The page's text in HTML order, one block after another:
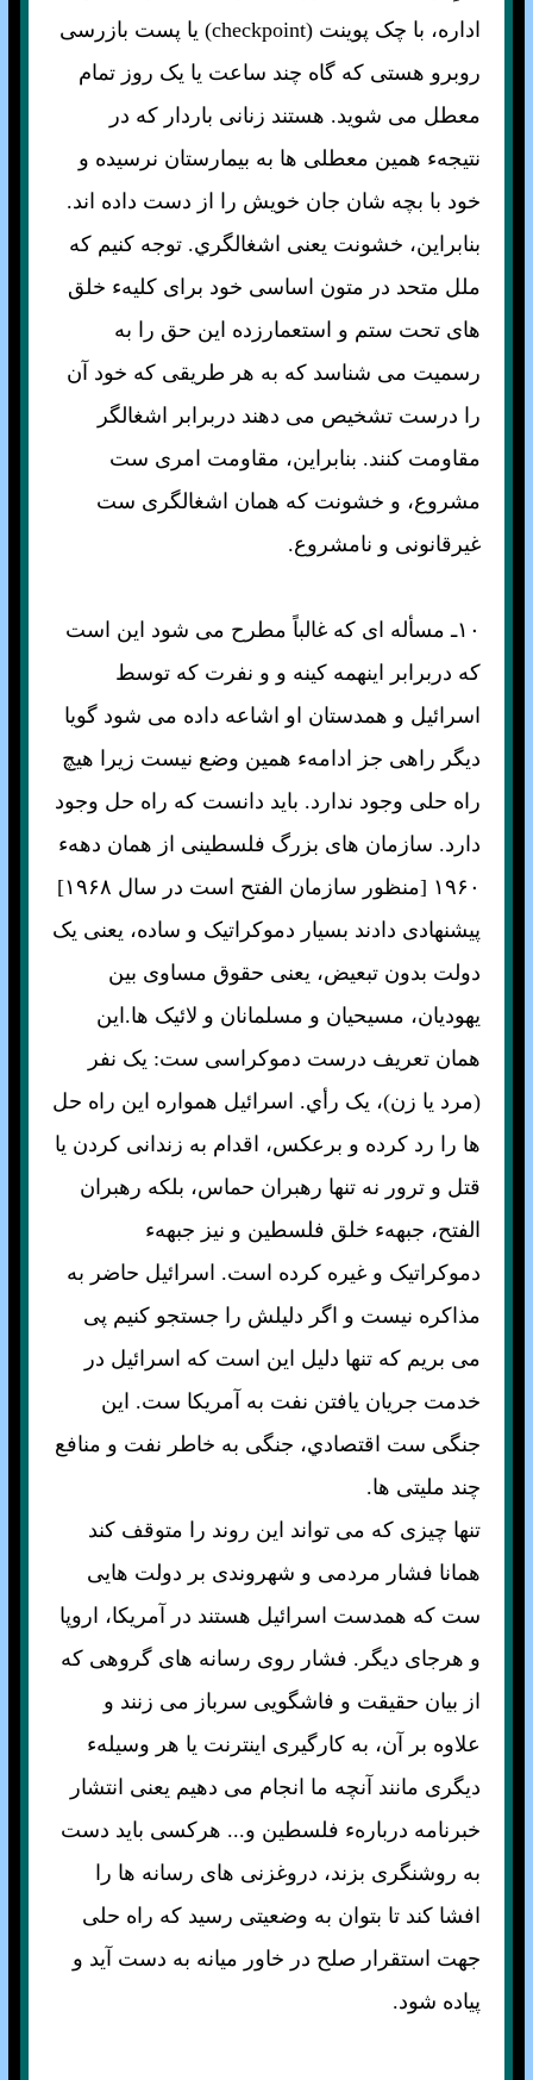
اداره، با چک پوينت (checkpoint) يا پست بازرسی
روبرو هستی که گاه چند ساعت يا يک روز تمام
معطل می شويد. هستند زنانی باردار که در
نتيجهء همين معطلی ها به بيمارستان نرسيده و
خود با بچه شان جان خويش را از دست داده اند.
بنابراين، خشونت يعنی اشغالگري. توجه کنيم که
ملل متحد در متون اساسی خود برای کليهء خلق
های تحت ستم و استعمارزده اين حق را به
رسميت می شناسد که به هر طريقی که خود آن
را درست تشخيص می دهند دربرابر اشغالگر
مقاومت کنند. بنابراين، مقاومت امری ست
مشروع، و خشونت که همان اشغالگری ست
غيرقانونی و نامشروع.
۱۰ـ مسأله ای که غالباً مطرح می شود اين است
که دربرابر اينهمه کينه و و نفرت که توسط
اسرائيل و همدستان او اشاعه داده می شود گويا
ديگر راهی جز ادامهء همين وضع نيست زيرا هيچ
راه حلی وجود ندارد. بايد دانست که راه حل وجود
دارد. سازمان های بزرگ فلسطينی از همان دههء
۱۹۶۰ [منظور سازمان الفتح است در سال ۱۹۶۸]
پيشنهادی دادند بسيار دموکراتيک و ساده، يعنی يک
دولت بدون تبعيض، يعنی حقوق مساوی بين
يهوديان، مسيحيان و مسلمانان و لائيک ها.اين
همان تعريف درست دموکراسی ست: يک نفر
(مرد يا زن)، يک رأي. اسرائيل همواره اين راه حل
ها را رد کرده و برعکس، اقدام به زندانی کردن يا
قتل و ترور نه تنها رهبران حماس، بلکه رهبران
الفتح، جبههء خلق فلسطين و نيز جبههء
دموکراتيک و غيره کرده است. اسرائيل حاضر به
مذاکره نيست و اگر دليلش را جستجو کنيم پی
می بريم که تنها دليل اين است که اسرائيل در
خدمت جريان يافتن نفت به آمريکا ست. اين
جنگی ست اقتصادي، جنگی به خاطر نفت و منافع
چند مليتی ها.
تنها چيزی که می تواند اين روند را متوقف کند
همانا فشار مردمی و شهروندی بر دولت هايی
ست که همدست اسرائيل هستند در آمريکا، اروپا
و هرجای ديگر. فشار روی رسانه های گروهی که
از بيان حقيقت و فاشگويی سرباز می زنند و
علاوه بر آن، به کارگيری اينترنت يا هر وسيلهء
ديگری مانند آنچه ما انجام می دهيم يعنی انتشار
خبرنامه دربارهء فلسطين و... هرکسی بايد دست
به روشنگری بزند، دروغزنی های رسانه ها را
افشا کند تا بتوان به وضعيتی رسيد که راه حلی
جهت استقرار صلح در خاور ميانه به دست آيد و
پياده شود.